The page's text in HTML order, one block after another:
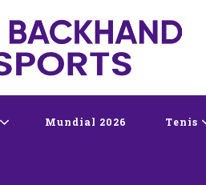
The Backhand
Inicio
Mundial 2026 Tenis